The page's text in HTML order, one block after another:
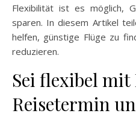
Flexibilität ist es möglich,
sparen. In diesem Artikel
helfen, günstige Flüge zu
reduzieren.
Sei flexibel mit
Reisetermin